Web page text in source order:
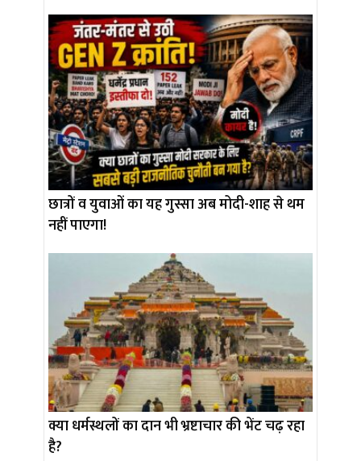
छात्रों व युवाओं का यह गुस्सा अब मोदी-शाह से थम
नहीं पाएगा!
क्या धर्मस्थलों का दान भी भ्रष्टाचार की भेंट चढ़ रहा
है?